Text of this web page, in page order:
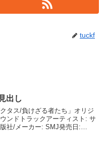
tuckf
出し
クタス/負けざる者たち」オリジ
ンドトラックアーティスト: サ
社/メーカー: SMJ発売日: